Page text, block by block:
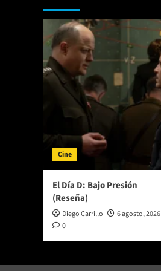
2:
Península
Cine
El Día D: Bajo Presión
(Reseña)
Diego Carrillo
6 agosto, 2026
0